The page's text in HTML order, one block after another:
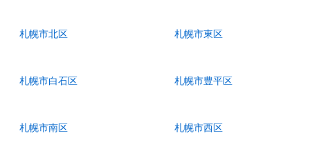
札幌市北区 札幌市東区
札幌市白石区 札幌市豊平区
札幌市南区 札幌市西区